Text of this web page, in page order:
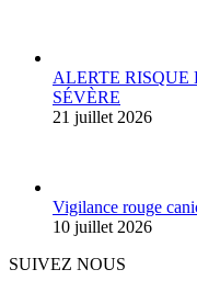
ALERTE RISQUE
SÉVÈRE
21 juillet 2026
Vigilance rouge
10 juillet 2026
SUIVEZ NOUS